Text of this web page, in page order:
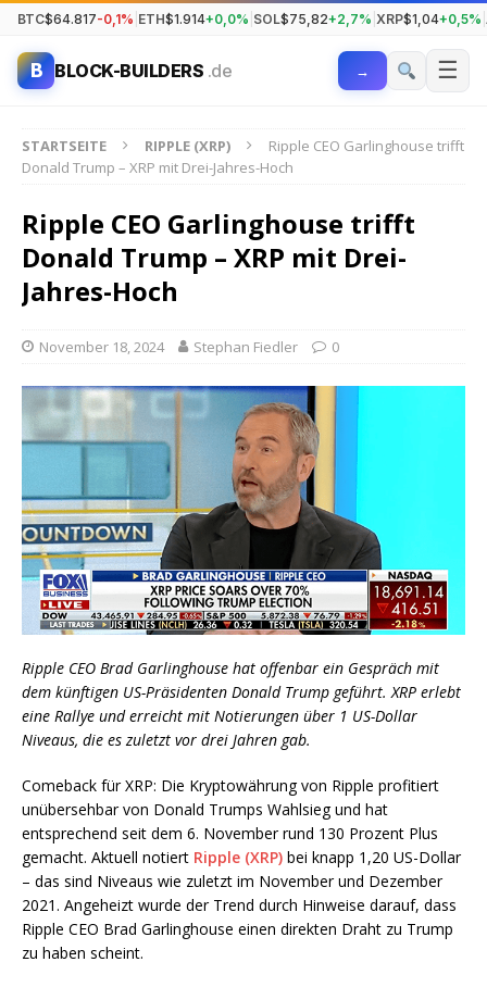
BTC$64.817-0,1% ETH$1.914+0,0% SOL$75,82+2,7% XRP$1,04+0,5%
B BLOCK-BUILDERS .de → ☰
STARTSEITE RIPPLE (XRP)
Ripple CEO Garlinghouse trifft
Donald Trump – XRP mit Drei-Jahres-Hoch
Ripple CEO Garlinghouse trifft
Donald Trump – XRP mit Drei-
Jahres-Hoch
November 18, 2024 Stephan Fiedler 0
Ripple CEO Brad Garlinghouse hat offenbar ein Gespräch mit
dem künftigen US-Präsidenten Donald Trump geführt. XRP erlebt
eine Rallye und erreicht mit Notierungen über 1 US-Dollar
Niveaus, die es zuletzt vor drei Jahren gab.
Comeback für XRP: Die Kryptowährung von Ripple profitiert
unübersehbar von Donald Trumps Wahlsieg und hat
entsprechend seit dem 6. November rund 130 Prozent Plus
gemacht. Aktuell notiert Ripple (XRP) bei knapp 1,20 US-Dollar
– das sind Niveaus wie zuletzt im November und Dezember
2021. Angeheizt wurde der Trend durch Hinweise darauf, dass
Ripple CEO Brad Garlinghouse einen direkten Draht zu Trump
zu haben scheint.